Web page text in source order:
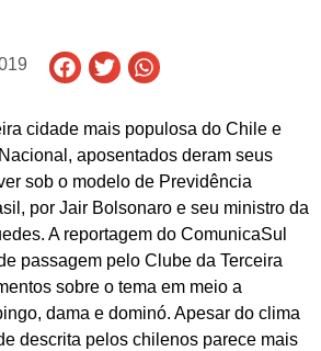
cidade mais populosa do Chile e
aposentados deram seus
sob o modelo de Previdência
por Jair Bolsonaro e seu ministro da
A reportagem do ComunicaSul
passagem pelo Clube da Terceira
sobre o tema em meio a
dama e dominó. Apesar do clima
descrita pelos chilenos parece mais